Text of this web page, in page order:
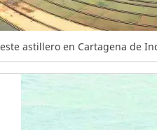
astillero en Cartagena de